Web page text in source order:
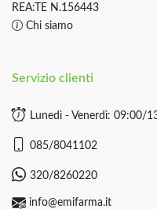
REA:TE N.156443
Chi siamo
Servizio clienti
Lunedì - Venerdì: 09:00/
085/8041102
320/8260220
info@emifarma.it